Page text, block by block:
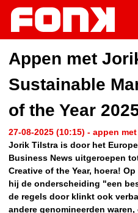
Appen met
Sustainable
of the Year
27-08-2025 (10:15) - appen met
Jorik Tilstra is door het
Business News uitgeroepen
Creative of the Year, hoera! Op
hij de onderscheiding "een
de regels door klinkt ook
andere genomineerden